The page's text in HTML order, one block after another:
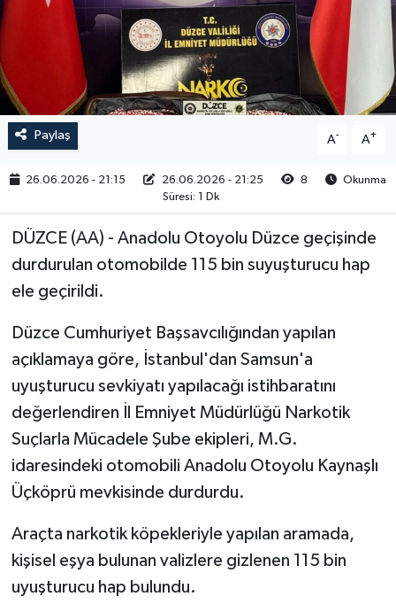
Paylaş A- A+
26.06.2026 - 21:15 26.06.2026 - 21:25 8
Okunma
Süresi: 1 Dk
DÜZCE (AA) - Anadolu Otoyolu Düzce geçişinde
durdurulan otomobilde 115 bin suyuşturucu hap
ele geçirildi.
Düzce Cumhuriyet Başsavcılığından yapılan
açıklamaya göre, İstanbul'dan Samsun'a
uyuşturucu sevkiyatı yapılacağı istihbaratını
değerlendiren İl Emniyet Müdürlüğü Narkotik
Suçlarla Mücadele Şube ekipleri, M.G.
idaresindeki otomobili Anadolu Otoyolu Kaynaşlı
Üçköprü mevkisinde durdurdu.
Araçta narkotik köpekleriyle yapılan aramada,
kişisel eşya bulunan valizlere gizlenen 115 bin
uyuşturucu hap bulundu.
RESMİ İLAN